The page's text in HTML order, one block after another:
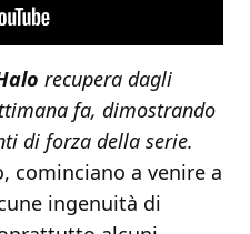
recupera dagli
fa, dimostrando
di forza della serie.
cominciano a venire a
ingenuità di